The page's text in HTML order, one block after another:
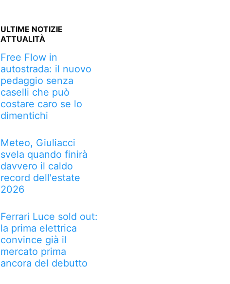
ULTIME NOTIZIE
ATTUALITÀ
Free Flow in
autostrada: il nuovo
pedaggio senza
caselli che può
costare caro se lo
dimentichi
Meteo, Giuliacci
svela quando finirà
davvero il caldo
record dell'estate
2026
Ferrari Luce sold out:
la prima elettrica
convince già il
mercato prima
ancora del debutto